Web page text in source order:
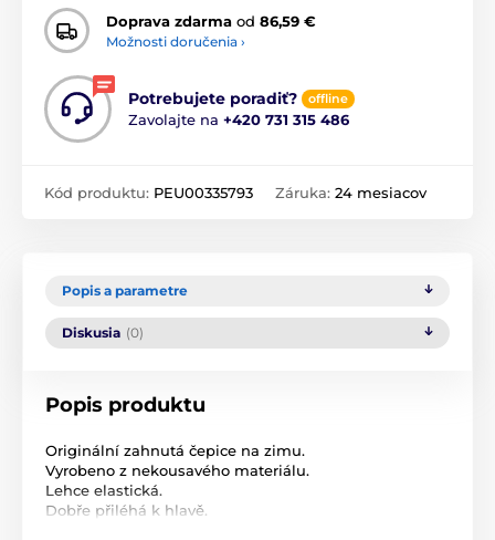
Doprava zdarma od 86,59 €
Možnosti doručenia ›
Potrebujete poradiť? offline
Zavolajte na +420 731 315 486
Kód produktu: PEU00335793 Záruka: 24 mesiacov
Popis a parametre
Diskusia (0)
Popis produktu
Originální zahnutá čepice na zimu.
Vyrobeno z nekousavého materiálu.
Lehce elastická.
Dobře přiléhá k hlavě.